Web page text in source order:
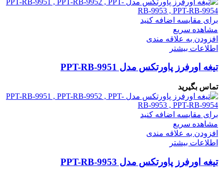
برای مقایسه اضافه کنید
مشاهده سریع
افزودن به علاقه مندی
اطلاعات بیشتر
تیغه اورفرز پاورتکس مدل PPT-RB-9951
تماس بگیرید
برای مقایسه اضافه کنید
مشاهده سریع
افزودن به علاقه مندی
اطلاعات بیشتر
تیغه اورفرز پاورتکس مدل PPT-RB-9953